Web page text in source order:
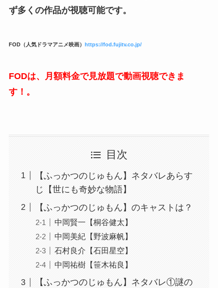
ず多くの作品が視聴可能です。
FOD（人気ドラマアニメ映画） https://fod.fujitv.co.jp/
FODは、月額料金で見放題で動画視聴できま
す！。
目次
【ふっかつのじゅもん】ネタバレあらす
じ【世にも奇妙な物語】
【ふっかつのじゅもん】のキャストは？
中岡賢一【桐谷健太】
中岡美紀【野波麻帆】
石村良介【石田星空】
中岡祐樹【笹木祐良】
【ふっかつのじゅもん】ネタバレ①謎の